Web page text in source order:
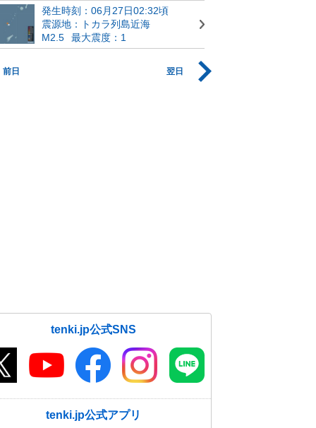
発生時刻：06月27日02:32頃
震源地：トカラ列島近海
M2.5
最大震度：1
前日 翌日
tenki.jp公式SNS
tenki.jp公式アプリ